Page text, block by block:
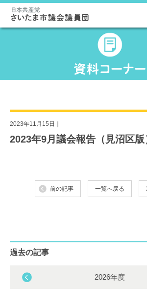
2023年11月15日｜
2023年9月議会報告（見沼区版
前の記事 一覧へ戻る
過去の記事
2026年度